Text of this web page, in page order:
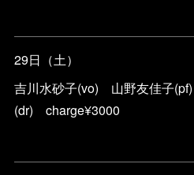
29日（土）
吉川水砂子(vo) 山野友佳子
(dr) charge¥3000